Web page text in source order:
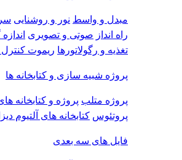
مبدل و واسط نور و روشنایی
راه انداز صوتی و تصویری
تغذیه و رگولاتورها ریموت
پروژه شبیه سازی و کتابخانه ها
پروژه متلب پروژه و کتابخانه
پروتئوس کتابخانه های آلتیوم
فایل های سه بعدی